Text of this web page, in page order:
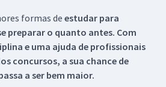
formas de estudar para
preparar o quanto antes. Com
e uma ajuda de profissionais
concursos, a sua chance de
a ser bem maior.